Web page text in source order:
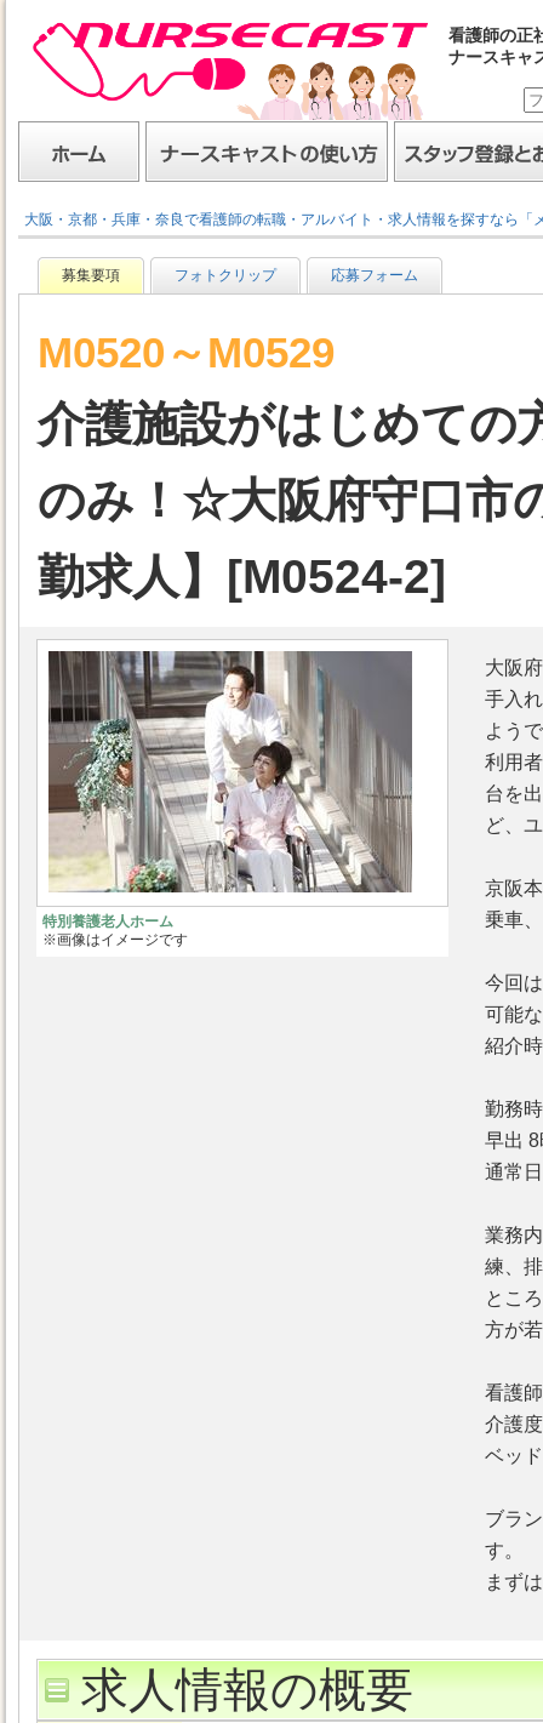
看護師の正
ナースキャ
大阪・京都・兵庫・奈良で看護師の転職・アルバイト・求人情報を探すなら「
募集要項 フォトクリップ 応募フォーム
M0520～M0529
介護施設がはじめての
のみ！☆大阪府守口市
勤求人】[M0524-2]
特別養護老人ホーム
※画像はイメージです
大阪
手入
よう
利用
台を
ど、
京阪
乗車
今回
可能
紹介
勤務
早出
通常
業務
練、
とこ
方が
看護
介護
ベッ
ブラ
す。
まず
求人情報の概要